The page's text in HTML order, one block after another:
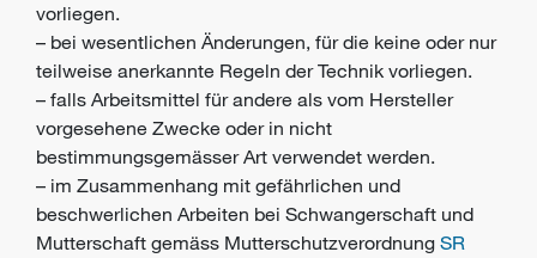
vorliegen.
– bei wesentlichen Änderungen, für die keine oder nur
teilweise anerkannte Regeln der Technik vorliegen.
– falls Arbeitsmittel für andere als vom Hersteller
vorgesehene Zwecke oder in nicht
bestimmungsgemässer Art verwendet werden.
– im Zusammenhang mit gefährlichen und
beschwerlichen Arbeiten bei Schwangerschaft und
Mutterschaft gemäss Mutterschutzverordnung SR